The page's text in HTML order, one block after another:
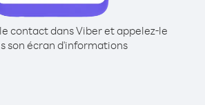
contact dans Viber et appelez-le
son écran d'informations